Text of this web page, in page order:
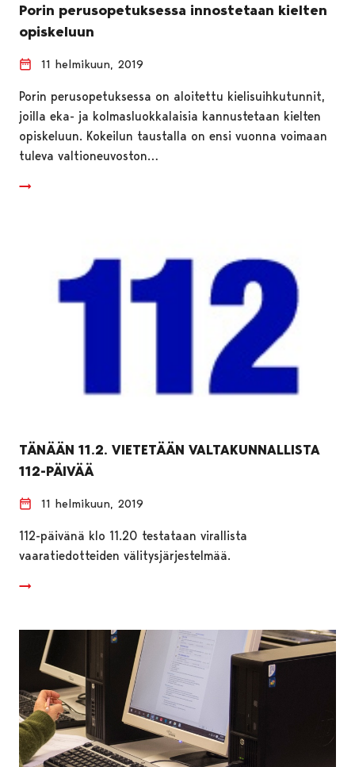
Porin perusopetuksessa innostetaan kielten
opiskeluun
11 helmikuun, 2019
Porin perusopetuksessa on aloitettu kielisuihkutunnit,
joilla eka- ja kolmasluokkalaisia kannustetaan kielten
opiskeluun. Kokeilun taustalla on ensi vuonna voimaan
tuleva valtioneuvoston…
TÄNÄÄN 11.2. VIETETÄÄN VALTAKUNNALLISTA
112-PÄIVÄÄ
11 helmikuun, 2019
112-päivänä klo 11.20 testataan virallista
vaaratiedotteiden välitysjärjestelmää.